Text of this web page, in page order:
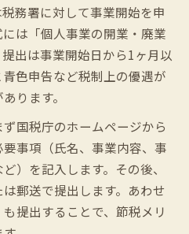
務署に対して事業開始を申
は「個人事業の開業・廃業
出は事業開始日から1ヶ月以
色申告など税制上の優遇が
ります。
国税庁のホームページから
事項（氏名、事業内容、事
）を記入します。その後、
郵送で提出します。あわせ
提出することで、節税メリ